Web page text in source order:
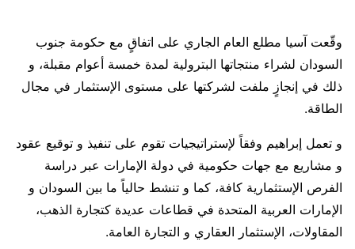
وقّعت آسيا مطلع العام الجاري على اتفاقٍ مع حكومة جنوب
السودان لشراء منتجاتها البترولية لمدة خمسة أعوام مقبلة، و
ذلك في إنجازٍ ملفت لشركتها على مستوى الإستثمار في مجال
الطاقة.
و تعمل إبراهيم وفقاً لإستراتيجيات تقوم على تنفيذ و توقيع عقود
و مشاريع مع جهات حكومية في دولة الإمارات عبر دراسة
الفرص الإستثمارية كافة، كما و تنشط حالياً ما بين السودان و
الإمارات العربية المتحدة في قطاعات عديدة كتجارة الذهب،
المقاولات، الإستثمار العقاري و التجارة العامة.